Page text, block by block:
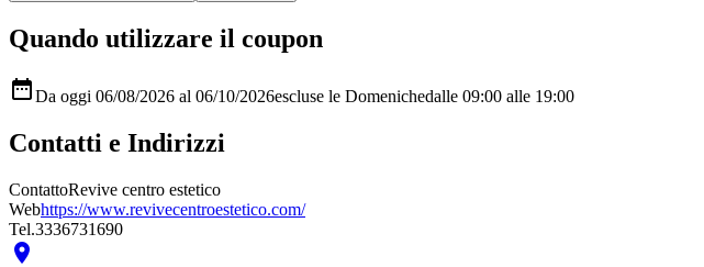
Quando utilizzare il coupon
Da oggi 06/08/2026 al 06/10/2026escluse le Domenichedalle 09:00 alle 19:00
Contatti e Indirizzi
ContattoRevive centro estetico
Webhttps://www.revivecentroestetico.com/
Tel.3336731690
